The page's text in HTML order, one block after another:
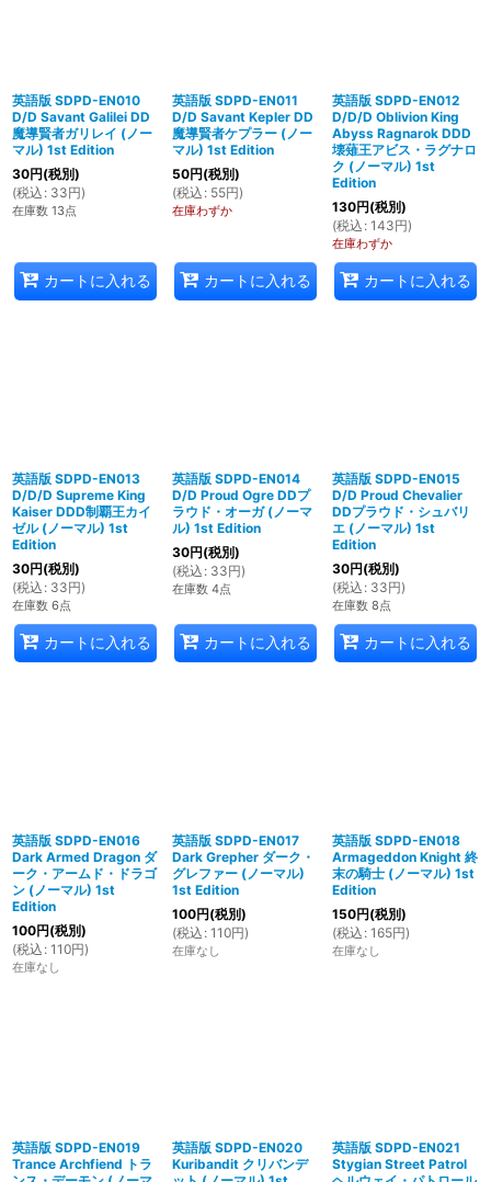
英語版 SDPD-EN010
D/D Savant Galilei DD
魔導賢者ガリレイ (ノー
マル) 1st Edition
30円(税別)
(税込 : 33円)
在庫数 13点
カートに入れる
英語版 SDPD-EN011
D/D Savant Kepler DD
魔導賢者ケプラー (ノー
マル) 1st Edition
50円(税別)
(税込 : 55円)
在庫わずか
カートに入れる
英語版 SDPD-EN012
D/D/D Oblivion King
Abyss Ragnarok DDD
壊薙王アビス・ラグナロ
ク (ノーマル) 1st
Edition
130円(税別)
(税込 : 143円)
在庫わずか
カートに入れる
英語版 SDPD-EN013
D/D/D Supreme King
Kaiser DDD制覇王カイ
ゼル (ノーマル) 1st
Edition
30円(税別)
(税込 : 33円)
在庫数 6点
カートに入れる
英語版 SDPD-EN014
D/D Proud Ogre DDプ
ラウド・オーガ (ノーマ
ル) 1st Edition
30円(税別)
(税込 : 33円)
在庫数 4点
カートに入れる
英語版 SDPD-EN015
D/D Proud Chevalier
DDプラウド・シュバリ
エ (ノーマル) 1st
Edition
30円(税別)
(税込 : 33円)
在庫数 8点
カートに入れる
英語版 SDPD-EN016
Dark Armed Dragon ダ
ーク・アームド・ドラゴ
ン (ノーマル) 1st
Edition
100円(税別)
(税込 : 110円)
在庫なし
英語版 SDPD-EN017
Dark Grepher ダーク・
グレファー (ノーマル)
1st Edition
100円(税別)
(税込 : 110円)
在庫なし
英語版 SDPD-EN018
Armageddon Knight 終
末の騎士 (ノーマル) 1st
Edition
150円(税別)
(税込 : 165円)
在庫なし
英語版 SDPD-EN019
Trance Archfiend トラ
英語版 SDPD-EN020
Kuribandit クリバンデ
英語版 SDPD-EN021
Stygian Street Patrol